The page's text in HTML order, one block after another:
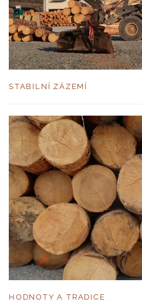
STABILNÍ ZÁZEMÍ
HODNOTY A TRADICE